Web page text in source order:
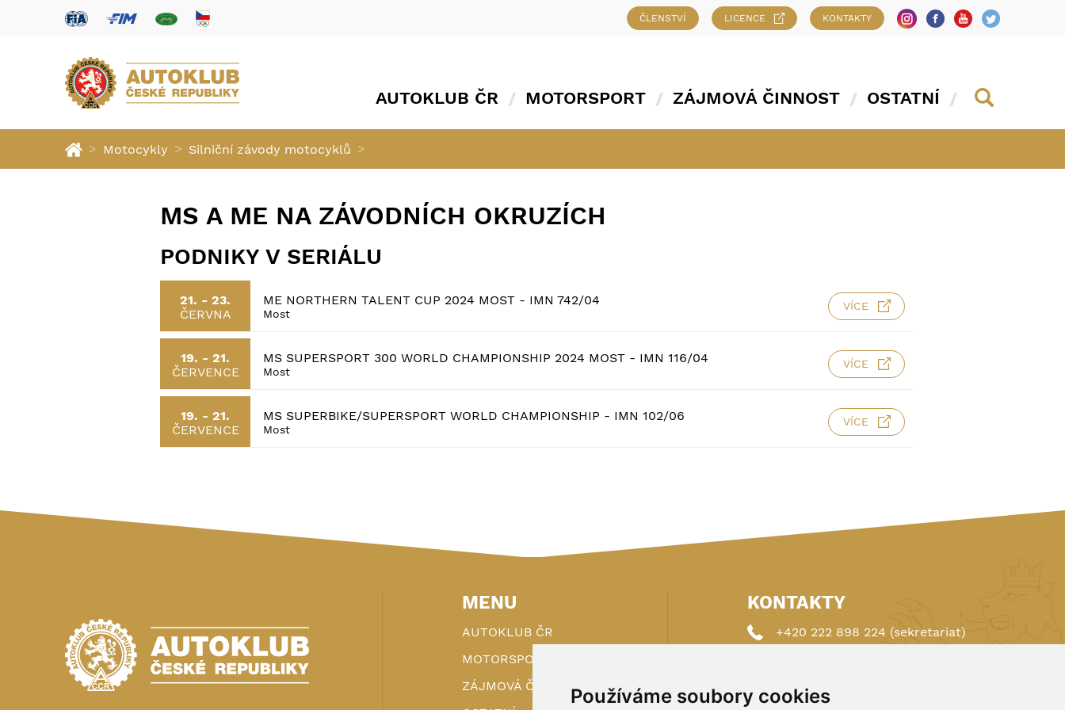
Používáme soubory cookies
ČLENSTVÍ LICENCE KONTAKTY
AUTOKLUB ČR MOTORSPORT ZÁJMOVÁ ČINNOST OSTATNÍ
> Motocykly > Silniční závody motocyklů >
MS A ME NA ZÁVODNÍCH OKRUZÍCH
PODNIKY V SERIÁLU
21. - 23.
ČERVNA
ME NORTHERN TALENT CUP 2024 MOST - IMN 742/04
Most
VÍCE
19. - 21.
ČERVENCE
MS SUPERSPORT 300 WORLD CHAMPIONSHIP 2024 MOST - IMN 116/04
Most
VÍCE
19. - 21.
ČERVENCE
MS SUPERBIKE/SUPERSPORT WORLD CHAMPIONSHIP - IMN 102/06
Most
VÍCE
MENU
AUTOKLUB ČR
MOTORSPORT
ZÁJMOVÁ ČINNOST
KONTAKTY
+420 222 898 224 (sekretariat)
autoklub@autoklub.cz